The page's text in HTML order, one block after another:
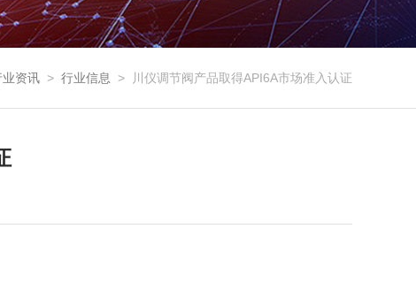
业资讯 > 行业信息 > 川仪调节阀产品取得API6A市场准入认证